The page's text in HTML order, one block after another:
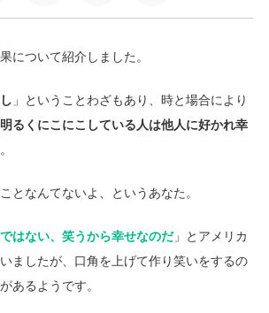
について紹介しました。
」ということわざもあり、時と場合により
明るくにこにこしている人は他人に好かれ幸
となんてないよ、というあなた。
はない、笑うから幸せなのだ」とアメリカ
ましたが、口角を上げて作り笑いをするの
あるようです。